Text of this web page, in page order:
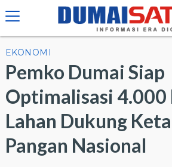
EKONOMI
Pemko Dumai Siap
Optimalisasi
Lahan Dukung
Pangan Nasional